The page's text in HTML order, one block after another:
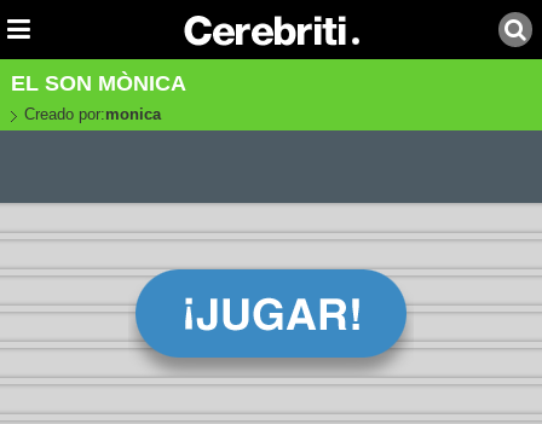
EL SON MÒNICA
Creado por:monica